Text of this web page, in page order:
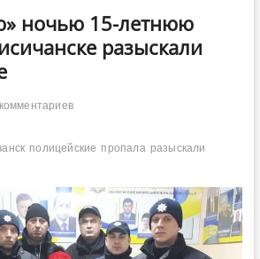
ночью 15-летнюю
разыскали
полицейские пропала разыскали